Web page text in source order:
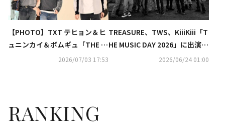
【PHOTO】TXT テヒョン＆ヒ
ュニンカイ＆ボムギュ「THE M
USIC DAY 2026」出演のため日
2026/07/03 17:53
TREASURE、TWS、KiiiKiii「T
HE MUSIC DAY 2026」に出演決
定！TXTの3人は米津玄師のヒ
2026/06/24 01:00
RANKING